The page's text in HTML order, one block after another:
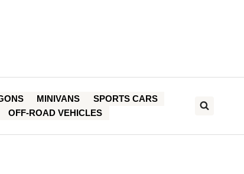
MINIVANS
SPORTS CARS
OFF-ROAD VEHICLES